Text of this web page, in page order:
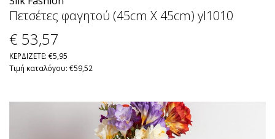
Πετσέτες φαγητού (45cm X 45cm) yl1010
€ 53,57
ΚΕΡΔΙΖΕΤΕ: €5,95
Τιμή καταλόγου: €59,52